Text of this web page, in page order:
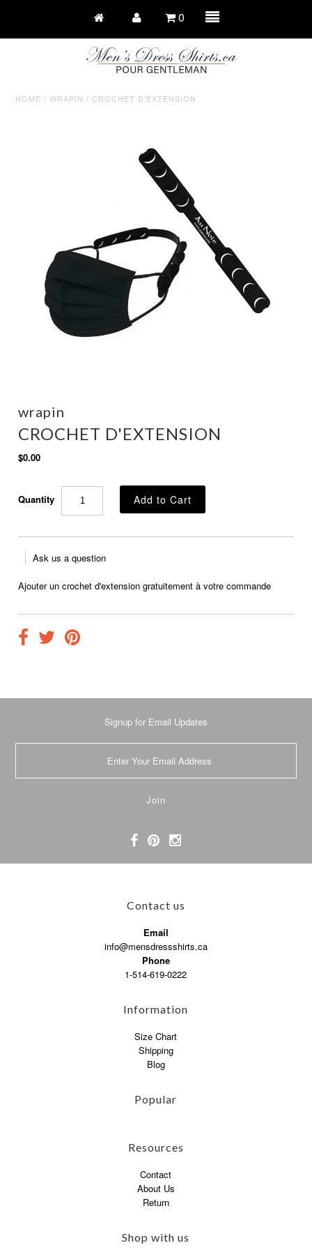
0
HOME /WRAPIN / CROCHET D'EXTENSION
wrapin
CROCHET D'EXTENSION
$0.00
Quantity
Ask us a question
Ajouter un crochet d'extension gratuitement à votre commande
Signup for Email Updates
Contact us
Email
info@mensdressshirts.ca
Phone
1-514-619-0222
Information
Size Chart
Shipping
Blog
Popular
Resources
Contact
About Us
Return
Shop with us